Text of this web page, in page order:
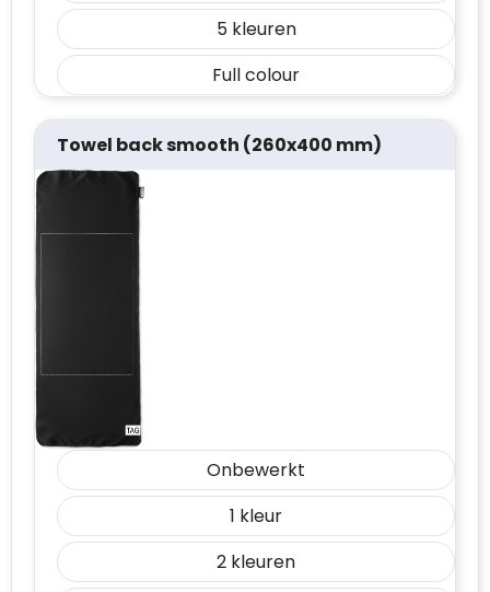
5
Full colour
Towel back smooth (260x400 mm)
Onbewerkt
1
2